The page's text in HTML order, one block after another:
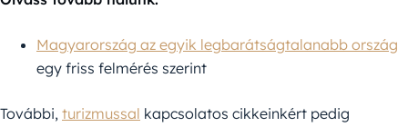
Magyarország az egyik legbarátságtalanabb ország
egy friss felmérés szerint
További, turizmussal kapcsolatos cikkeinkért pedig